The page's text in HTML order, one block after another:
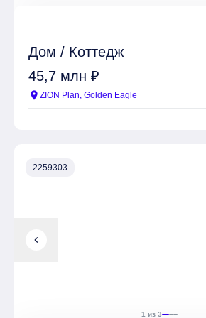
Дом / Коттедж
45,7 млн ₽
location_on ZION Plan, Golden Eagle
chevron_left
1 из 3
2259303